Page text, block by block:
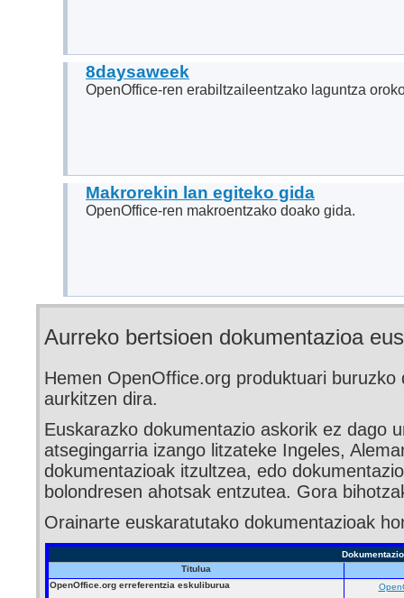
8daysaweek
OpenOffice-ren erabiltzaileentzako laguntza
Makrorekin lan egiteko gida
OpenOffice-ren makroentzako doako gida.
Aurreko bertsioen dokumentazioa
Hemen OpenOffice.org produktuari
aurkitzen dira.
Euskarazko dokumentazio askorik ez dago
atsegingarria izango litzateke Ingeles,
dokumentazioak itzultzea, edo
bolondresen ahotsak entzutea. Gora
Orainarte euskaratutako dokumentazioak
Titulua
OpenOffice.org erreferentzia eskuliburua